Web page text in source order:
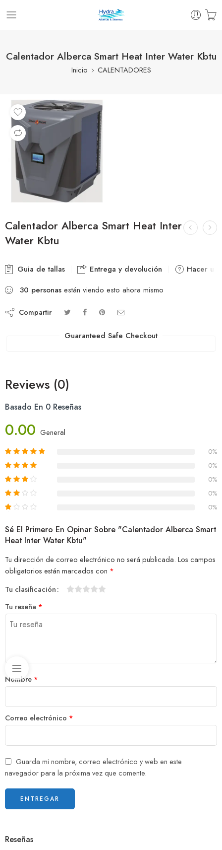
Calentador Alberca Smart Heat Inter Water Kbtu
Inicio CALENTADORES
Calentador Alberca Smart Heat Inter
Water Kbtu
Guia de tallas Entrega y devolución
Hacer
30 personas están viendo esto ahora mismo
Compartir
Guaranteed Safe Checkout
Reviews (0)
Basado En 0 Reseñas
0.00 General
0%
0%
0%
0%
0%
Sé El Primero En Opinar Sobre "Calentador Alberca Smart
Heat Inter Water Kbtu"
Tu dirección de correo electrónico no será publicada. Los campos
obligatorios están marcados con *
Tu clasificación
Tu reseña *
Nombre *
Correo electrónico *
Guarda mi nombre, correo electrónico y web en este
navegador para la próxima vez que comente.
Reseñas